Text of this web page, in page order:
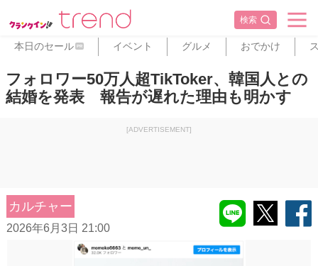
検索
本日のセール PR イベント グルメ おでかけ
フォロワー50万人超TikToker、韓国人との
結婚を発表 報告が遅れた理由も明かす
[ADVERTISEMENT]
カルチャー
2026年6月3日 21:00